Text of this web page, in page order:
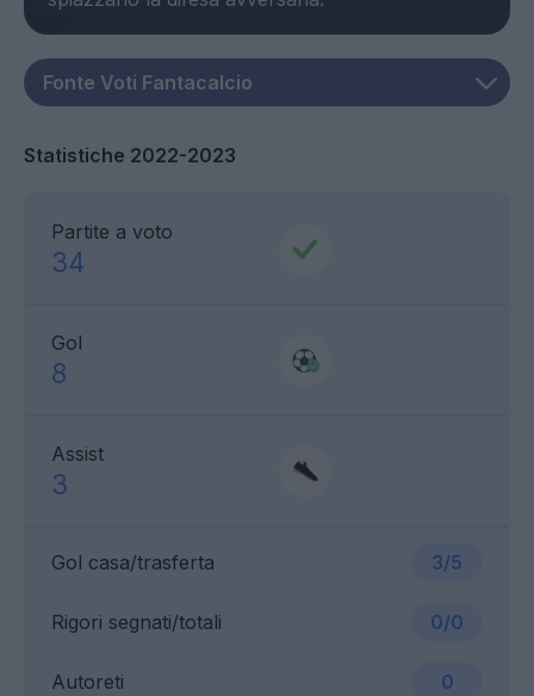
Statistiche 2022-2023
Partite a voto
34
Gol
8
Assist
3
Gol casa/trasferta 3/5
Rigori segnati/totali 0/0
Autoreti 0